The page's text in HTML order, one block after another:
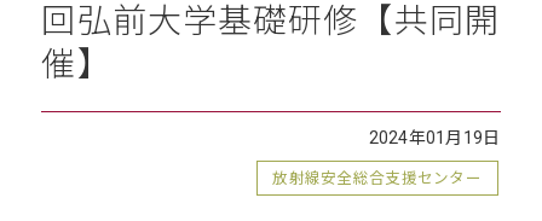
回弘前大学基礎研修【共同開
催】
2024年01月19日
放射線安全総合支援センター